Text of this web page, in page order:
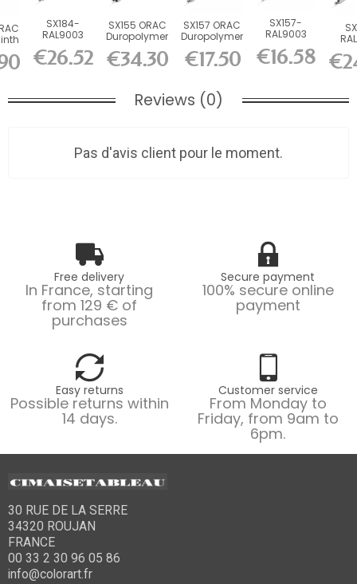
SX184-
RAL9003
ORAC
Skirting
Board
€26.52
SX155 ORAC
Duropolymer
Skirting
Board L200...
€34.30
SX157 ORAC
Duropolymer
Board L200 x
H6.6 x...
€17.50
SX157-
RAL9003
ORAC
Skirting
Board
€16.58
Reviews (0)
Pas d'avis client pour le moment.
Free delivery
In France, starting
from 129 € of
purchases
Secure payment
100% secure online
payment
Easy returns
Possible returns within
14 days.
Customer service
From Monday to
Friday, from 9am to
6pm.
30 RUE DE LA SERRE
34320 ROUJAN
FRANCE
00 33 2 30 96 05 86
info@colorart.fr